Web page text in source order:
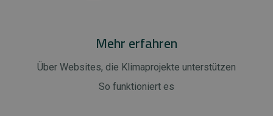
Mehr erfahren
Über Websites, die Klimaprojekte unterstützen
So funktioniert es